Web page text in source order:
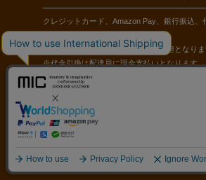
クレジットカード、Amazon Pay、銀行振込、
（ペイディ）をご利用いただけます。
※銀行振込の手数料はお客様のご負担となりま
※代金引換は配達員に現金支払いとなります。
応じた手数料がかかります。